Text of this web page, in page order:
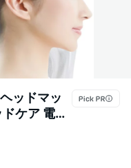
ッドマッ
ケア 電動
ドマッサ
ドレス 肩